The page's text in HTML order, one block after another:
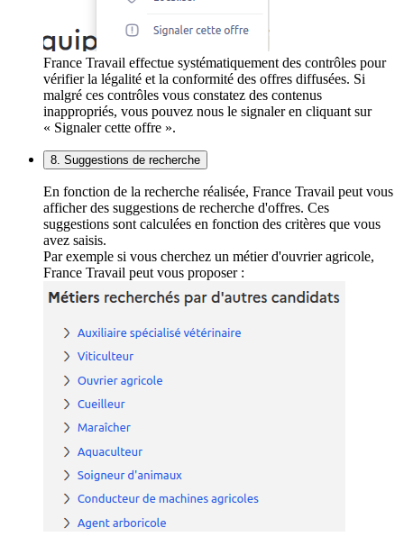
France Travail effectue systématiquement des contrôles pour
vérifier la légalité et la conformité des offres diffusées. Si
malgré ces contrôles vous constatez des contenus
inappropriés, vous pouvez nous le signaler en cliquant sur
« Signaler cette offre ».
8. Suggestions de recherche
En fonction de la recherche réalisée, France Travail peut vous
afficher des suggestions de recherche d'offres. Ces
suggestions sont calculées en fonction des critères que vous
avez saisis.
Par exemple si vous cherchez un métier d'ouvrier agricole,
France Travail peut vous proposer :